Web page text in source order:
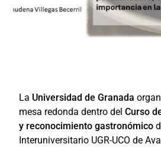
La Universidad de Granada
mesa redonda dentro delCurso
y reconocimiento gastronómico
Interuniversitario UGR-UCO de